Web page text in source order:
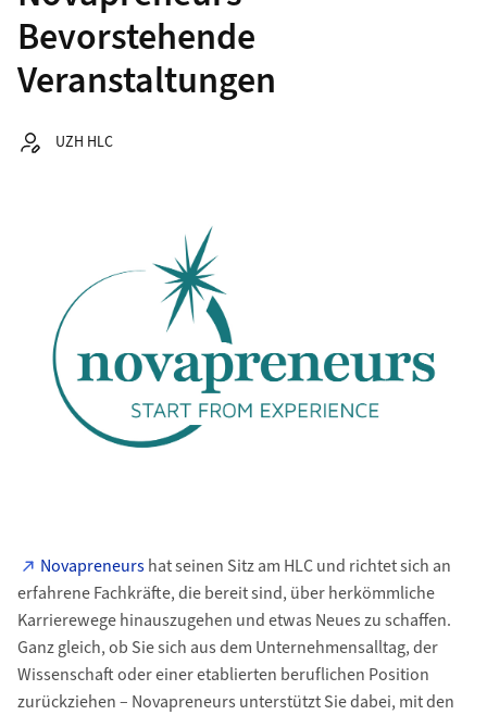
Bevorstehende
Veranstaltungen
Autor:
UZH HLC
Novapreneurshat seinen Sitz am HLC und richtet sich an
erfahrene Fachkräfte, die bereit sind, über herkömmliche
Karrierewege hinauszugehen und etwas Neues zu schaffen.
Ganz gleich, ob Sie sich aus dem Unternehmensalltag, der
Wissenschaft oder einer etablierten beruflichen Position
zurückziehen – Novapreneurs unterstützt Sie dabei, mit den